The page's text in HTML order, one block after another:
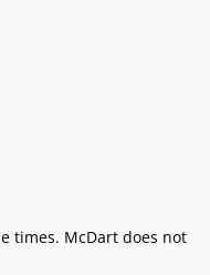
times. McDart does not